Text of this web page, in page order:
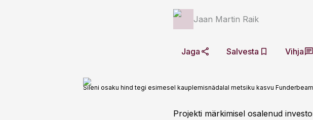
Jaan Martin Raik
Jaga Salvesta Vihja
Sileni osaku hind tegi esimesel kauplemisnädalal metsiku kasvu
Projekti märkimisel osalenud